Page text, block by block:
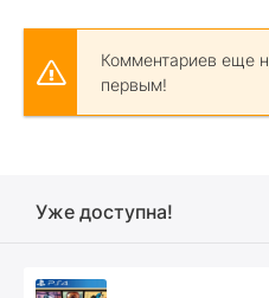
Комментариев еще
первым!
Уже доступна!